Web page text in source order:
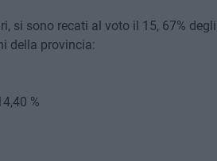
si sono recati al voto il 15, 67%
della provincia:
%